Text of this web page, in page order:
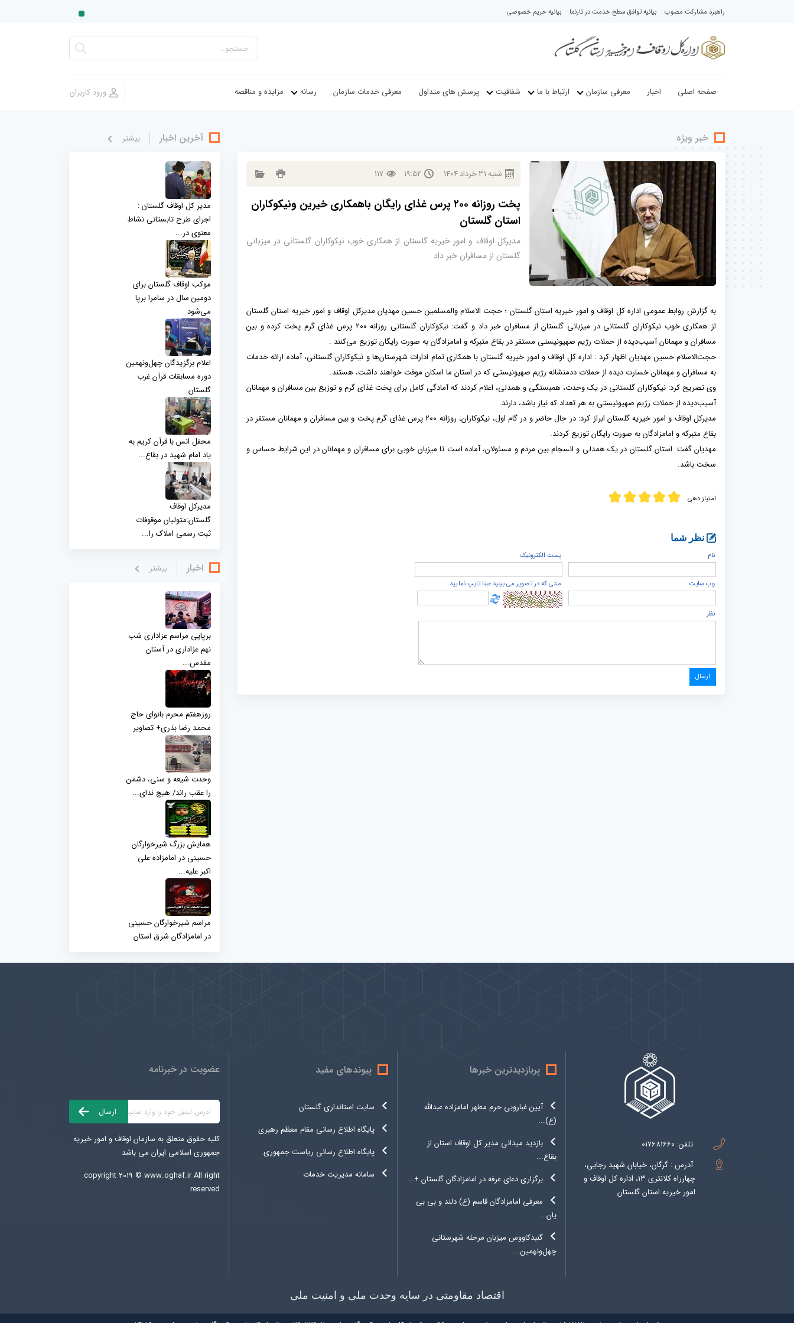
راهبرد مشارکت مصوب بیانیه توافق سطح خدمت در تارنما بیانیه حریم خصوصی
صفحه اصلی اخبار معرفی سازمان ارتباط با ما شفافیت پرسش های متداول معرفی خدمات سازمان رسانه مزایده و مناقصه
خبر ویژه
شنبه31خرداد 1404
19:52
117
پخت روزانه ۲۰۰ پرس غذای رایگان باهمکاری خیرین ونیکوکاران
استان گلستان
مدیرکل اوقاف و امور خیریه گلستان از همکاری خوب نیکوکاران گلستانی در میزبانی
گلستان از مسافران خبر داد
به گزارش روابط عمومی اداره کل اوقاف و امور خیریه استان گلستان ؛ حجت الاسلام والمسلمین حسین مهدیان مدیرکل اوقاف و امور خیریه استان گلستان
از همکاری خوب نیکوکاران گلستانی در میزبانی گلستان از مسافران خبر داد و گفت: نیکوکاران گلستانی روزانه ۲۰۰ پرس غذای گرم پخت کرده و بین
مسافران و مهمانان آسیب‌دیده از حملات رژیم صهیونیستی مستقر در بقاع متبرکه و امامزادگان به صورت رایگان توزیع می‌کنند .
حجت‌الاسلام حسین مهدیان اظهار کرد : اداره کل اوقاف و امور خیریه گلستان با همکاری تمام ادارات شهرستان‌ها و نیکوکاران گلستانی، آماده ارائه خدمات
به مسافران و مهمانان خسارت دیده از حملات ددمنشانه رژیم صهیونیستی که در استان ما اسکان موقت خواهند داشت، هستند.
وی تصریح کرد: نیکوکاران گلستانی در یک وحدت، همبستگی و همدلی، اعلام کردند که آمادگی کامل برای پخت غذای گرم و توزیع بین مسافران و مهمانان
آسیب‌دیده از حملات رژیم صهیونیستی به هر تعداد که نیاز باشد، دارند.
مدیرکل اوقاف و امور خیریه گلستان ابراز کرد: در حال حاضر و در گام اول، نیکوکاران، روزانه ۲۰۰ پرس غذای گرم پخت و بین مسافران و مهمانان مستقر در
بقاع متبرکه و امامزادگان به صورت رایگان توزیع کردند.
مهدیان گفت: استان گلستان در یک همدلی و انسجام بین مردم و مسئولان، آماده است تا میزبان خوبی برای مسافران و مهمانان در این شرایط حساس و
سخت باشد.
امتیاز دهی
نظر شما
نام
پست الكترونيک
وب سایت متنی که در تصویر می بینید عینا تایپ نمایید
نظر
آخرین اخبار بيشتر
مدیر کل اوقاف گلستان :
اجرای طرح تابستانی نشاط
معنوی در...
موکب اوقاف گلستان برای
دومین سال در سامرا برپا
می‌شود
اعلام برگزیدگان چهل‌ونهمین
دوره مسابقات قرآن غرب
گلستان
محفل انس با قرآن کریم به
یاد امام شهید در بقاع...
مدیرکل اوقاف
گلستان:متولیان موقوفات
ثبت رسمی املاک را...
اخبار بيشتر
برپایی مراسم عزاداری شب
نهم عزاداری در آستان
مقدس...
روزهفتم محرم بانوای حاج
محمد رضا بذری+ تصاویر
وحدت شیعه و سنی، دشمن
را عقب راند/ هیچ ندای...
همایش بزرگ شیرخوارگان
حسینی در امامزاده علی
اکبر علیه...
مراسم شیرخوارگان حسینی
در امامزادگان شرق استان
تلفن: 017681660
آدرس : گرگان، خیابان شهید رجایی،
چهارراه کلانتری 13، اداره کل اوقاف و
امور خیریه استان گلستان
پربازدیدترین خبرها
آیین غباروبی حرم مطهر امامزاده عبدالله
(ع)...
بازدید میدانی مدیر کل اوقاف استان از
بقاع...
برگزاری دعای عرفه در امامزادگان گلستان +...
معرفی امامزادگان قاسم (ع) دلند و بی بی
یان...
گنبدکاووس میزبان مرحله شهرستانی
چهل‌ونهمین...
پیوندهای مفید
سایت استانداری گلستان
پایگاه اطلاع رسانی مقام معظم رهبری
پایگاه اطلاع رسانی ریاست جمهوری
سامانه مدیریت خدمات
عضویت در خبرنامه
کلیه حقوق متعلق به سازمان اوقاف و امور خیریه
جمهوری اسلامی ایران می باشد
copyright ۲۰۱۹ © www.oghaf.irAll right
reserved
اقتصاد مقاومتی در سایه وحدت ملی و امنیت ملی